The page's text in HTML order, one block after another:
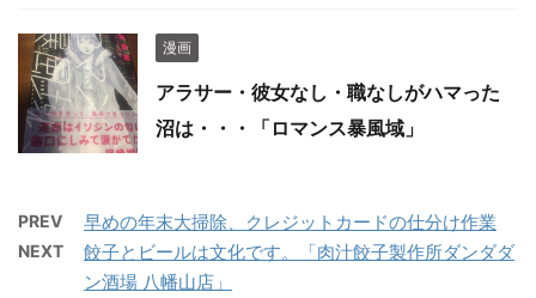
漫画
アラサー・彼女なし・職なしがハマった
沼は・・・「ロマンス暴風域」
PREV 早めの年末大掃除、クレジットカードの仕分け作業
NEXT
餃子とビールは文化です。「肉汁餃子製作所ダンダダ
ン酒場 八幡山店」